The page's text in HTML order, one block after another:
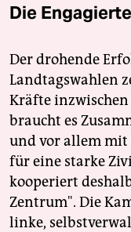
Die
Der drohende
Landtagswahlen
Kräfte inzwischen
braucht es
und vor allem mit
für eine starke
kooperiert
Zentrum". Die
linke,